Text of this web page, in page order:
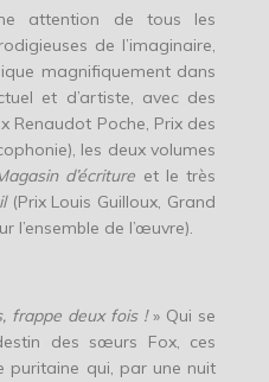
attention de tous les
de l’imaginaire,
magnifiquement dans
et d’artiste, avec des
Renaudot Poche, Prix des
les deux volumes
d’écriture et le très
(Prix Louis Guilloux, Grand
l’ensemble de l’œuvre).
frappe deux fois !» Qui se
des sœurs Fox, ces
puritaine qui, par une nuit